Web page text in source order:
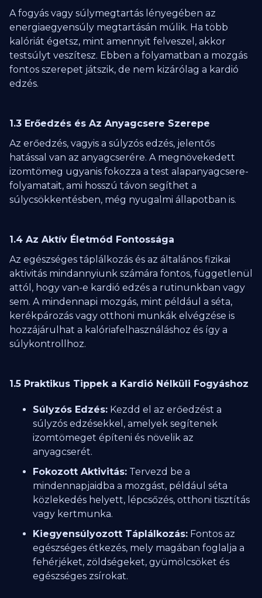
A fogyás vagy súlymegtartás lényegében az
energiaegyensúly megtartásán múlik. Ha több
kalóriát égetsz, mint amennyit felveszel, akkor
testsúlyt veszítesz. Ebben a folyamatban a mozgás
fontos szerepet játszik, de nem kizárólag a kardió
edzés.
1.3 Erőedzés és Az Anyagcsere Szerepe
Az erőedzés, vagyis a súlyzós edzés, jelentős
hatással van az anyagcserére. A megnövekedett
izomtömeg ugyanis fokozza a test alapanyagcsere-
folyamatait, ami hosszú távon segíthet a
súlycsökkentésben, még nyugalmi állapotban is.
1.4 Az Aktív Életmód Fontossága
Az egészséges táplálkozás és az általános fizikai
aktivitás mindannyiunk számára fontos, függetlenül
attól, hogy van-e kardió edzés a rutinunkban vagy
sem. A mindennapi mozgás, mint például a séta,
kerékpározás vagy otthoni munkák elvégzése is
hozzájárulhat a kalóriafelhasználáshoz és így a
súlykontrollhoz.
1.5 Praktikus Tippek a Kardió Nélküli Fogyáshoz
Súlyzós Edzés: Kezdd el az erőedzést a
súlyzós edzésekkel, amelyek segítenek
izomtömeget építeni és növelik az
anyagcserét.
Fokozott Aktivitás: Tervezd be a
mindennapjaidba a mozgást, például séta
közlekedés helyett, lépcsőzés, otthoni tisztítás
vagy kertmunka.
Kiegyensúlyozott Táplálkozás: Fontos az
egészséges étkezés, mely magában foglalja a
fehérjéket, zöldségeket, gyümölcsöket és
egészséges zsírokat.